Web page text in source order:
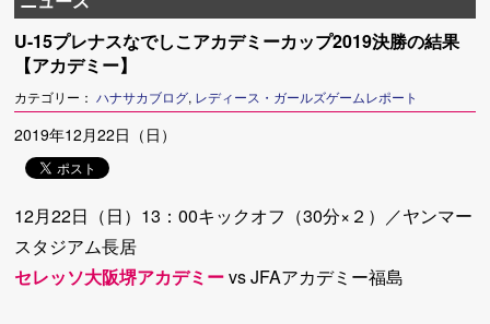
U-15プレナスなでしこアカデミーカップ2019決勝の結果
【アカデミー】
カテゴリー：ハナサカブログ, レディース・ガールズゲームレポート
2019年12月22日（日）
12月22日（日）13：00キックオフ（30分×２）／ヤンマー
スタジアム長居
セレッソ大阪堺アカデミーvs JFAアカデミー福島